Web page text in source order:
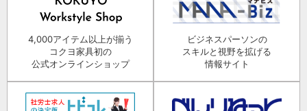
4,000アイテム以上が揃う
コクヨ家具初の
公式オンラインショップ
ビジネスパーソンの
スキルと視野を拡げる
情報サイト